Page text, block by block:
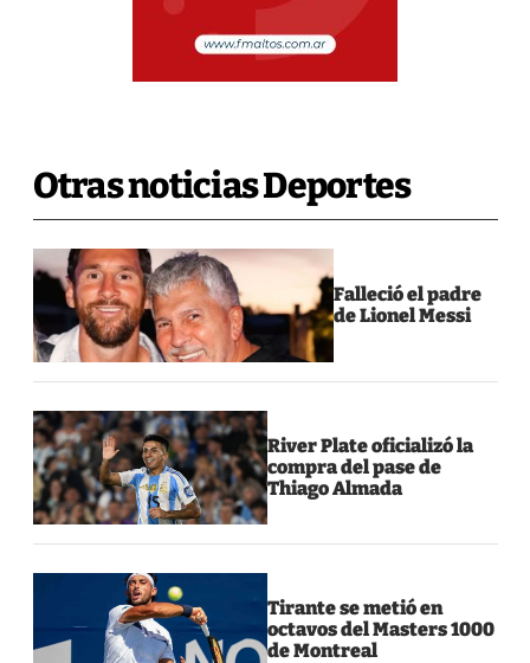
Otras noticias Deportes
Falleció el padre
de Lionel Messi
River Plate oficializó la
compra del pase de
Thiago Almada
Tirante se metió en
octavos del Masters 1000
de Montreal